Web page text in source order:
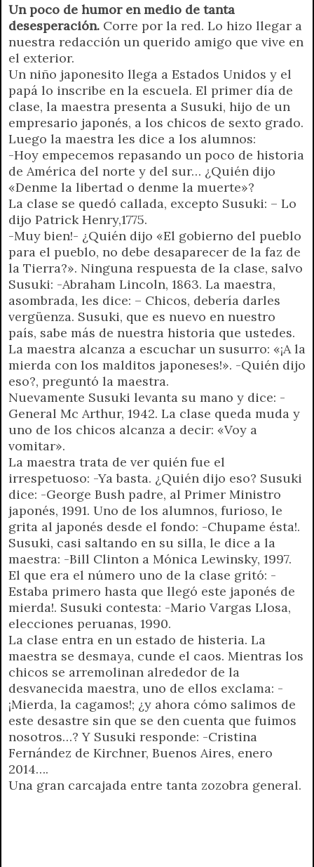
Un poco de humor en medio de tanta
desesperación. Corre por la red. Lo hizo llegar a
nuestra redacción un querido amigo que vive en
el exterior.
Un niño japonesito llega a Estados Unidos y el
papá lo inscribe en la escuela. El primer día de
clase, la maestra presenta a Susuki, hijo de un
empresario japonés, a los chicos de sexto grado.
Luego la maestra les dice a los alumnos:
-Hoy empecemos repasando un poco de historia
de América del norte y del sur… ¿Quién dijo
«Denme la libertad o denme la muerte»?
La clase se quedó callada, excepto Susuki: – Lo
dijo Patrick Henry,1775.
-Muy bien!- ¿Quién dijo «El gobierno del pueblo
para el pueblo, no debe desaparecer de la faz de
la Tierra?». Ninguna respuesta de la clase, salvo
Susuki: -Abraham Lincoln, 1863. La maestra,
asombrada, les dice: – Chicos, debería darles
vergüenza. Susuki, que es nuevo en nuestro
país, sabe más de nuestra historia que ustedes.
La maestra alcanza a escuchar un susurro: «¡A la
mierda con los malditos japoneses!». -Quién dijo
eso?, preguntó la maestra.
Nuevamente Susuki levanta su mano y dice: -
General Mc Arthur, 1942. La clase queda muda y
uno de los chicos alcanza a decir: «Voy a
vomitar».
La maestra trata de ver quién fue el
irrespetuoso: -Ya basta. ¿Quién dijo eso? Susuki
dice: -George Bush padre, al Primer Ministro
japonés, 1991. Uno de los alumnos, furioso, le
grita al japonés desde el fondo: -Chupame ésta!.
Susuki, casi saltando en su silla, le dice a la
maestra: -Bill Clinton a Mónica Lewinsky, 1997.
El que era el número uno de la clase gritó: -
Estaba primero hasta que llegó este japonés de
mierda!. Susuki contesta: -Mario Vargas Llosa,
elecciones peruanas, 1990.
La clase entra en un estado de histeria. La
maestra se desmaya, cunde el caos. Mientras los
chicos se arremolinan alrededor de la
desvanecida maestra, uno de ellos exclama: -
¡Mierda, la cagamos!; ¿y ahora cómo salimos de
este desastre sin que se den cuenta que fuimos
nosotros…? Y Susuki responde: -Cristina
Fernández de Kirchner, Buenos Aires, enero
2014….
Una gran carcajada entre tanta zozobra general.